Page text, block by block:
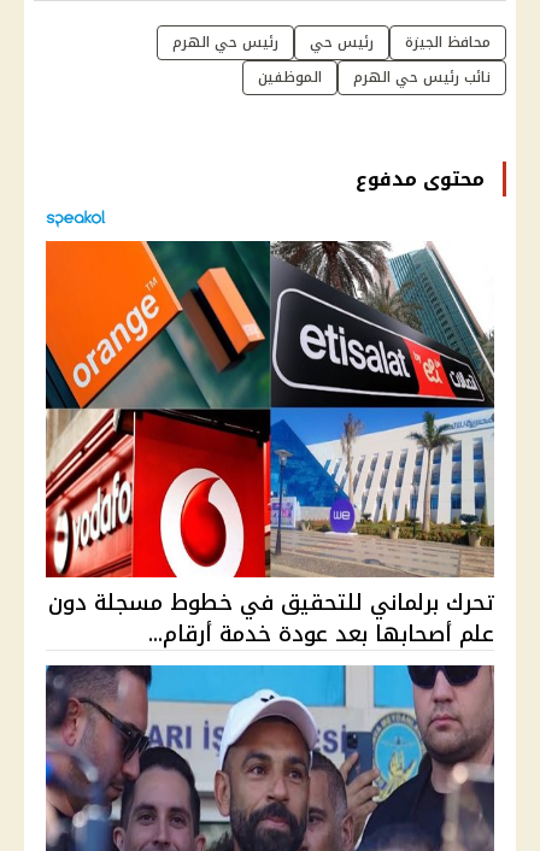
محافظ الجيزة رئيس حي
رئيس حي الهرم
نائب رئيس حي الهرم
الموظفين
محتوى مدفوع
تحرك برلماني للتحقيق في خطوط مسجلة دون
علم أصحابها بعد عودة خدمة أرقام...